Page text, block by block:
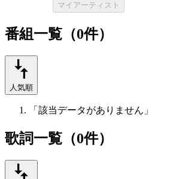
マイアーティスト
番組一覧（0件）
人気順
「該当データがありません」
歌詞一覧（0件）